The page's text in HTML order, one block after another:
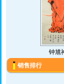
钟馗
销售排行